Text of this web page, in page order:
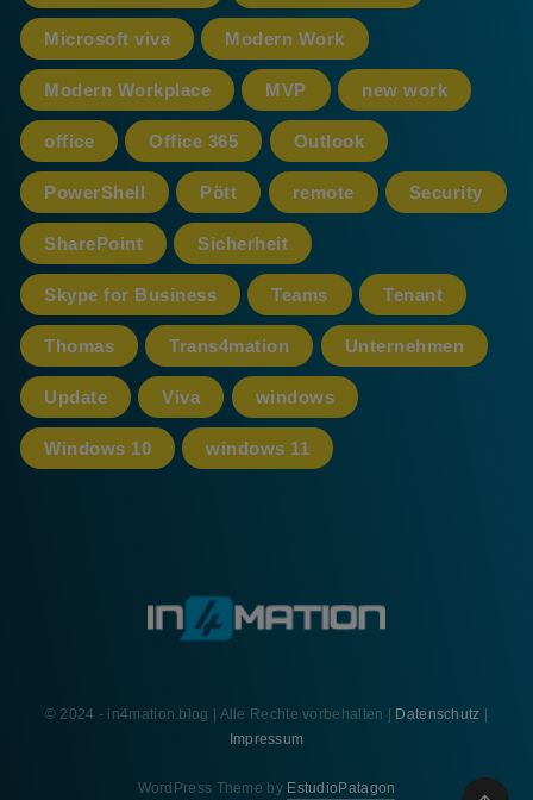
Microsoft viva Modern Work
Modern Workplace MVP new work
office Office 365 Outlook
PowerShell Pött remote Security
SharePoint Sicherheit
Skype for Business Teams Tenant
Thomas Trans4mation Unternehmen
Update Viva windows
Windows 10 windows 11
© 2024 - in4mation.blog | Alle Rechte vorbehalten | Datenschutz
Impressum
WordPress Theme by EstudioPatagon